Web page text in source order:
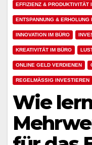
EFFIZIENZ & PRODUKTIVITÄT
ENTSPANNUNG & ERHOLUNG
INNOVATION IM BÜRO
KREATIVITÄT IM BÜRO
ONLINE GELD VERDIENEN
REGELMÄSSIG INVESTIEREN
Wie